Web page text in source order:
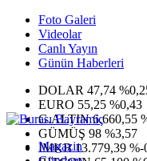
Foto Galeri
Videolar
Canlı Yayın
Günün Haberleri
DOLAR 47,74
EURO 55,25 %0,43
G.ALTIN6.660,55
GÜMÜŞ 98 %3,57
IMKB13.779,39 %-
Magazin